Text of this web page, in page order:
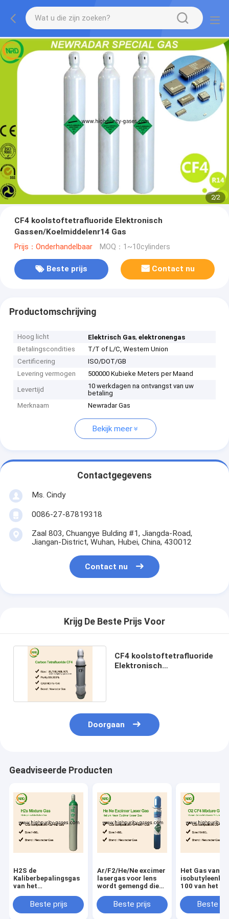
2/2
CF4 koolstoftetrafluoride Elektronisch
Gassen/Koelmiddelenr14 Gas
Prijs：Onderhandelbaar MOQ：1~10cylinders
Beste prijs Contact nu
Productomschrijving
Hoog licht Elektrisch Gas,elektronengas
Betalingscondities
T/T of L/C, Western Union
Certificering
ISO/DOT/GB
Levering vermogen
500000 Kubieke Meters per Maand
Levertijd
10 werkdagen na ontvangst van uw
betaling
Merknaam
Newradar Gas
Bekijk meer
Contactgegevens
Ms. Cindy
0086-27-87819318
Zaal 803, Chuangye Bulding #1, Jiangda-Road,
Jiangan-District, Wuhan, Hubei, China, 430012
Contact nu
Krijg De Beste Prijs Voor
CF4 koolstoftetrafluoride
Elektronisch
Doorgaan
Geadviseerde Producten
H2S de
Kaliberbepalingsgas
van het
Beste prijs
Ar/F2/He/Ne excimer
lasergas voor lens
wordt gemengd die
lasers produceert die
Beste prijs
Het Gas van de
100 van het
van deBeste